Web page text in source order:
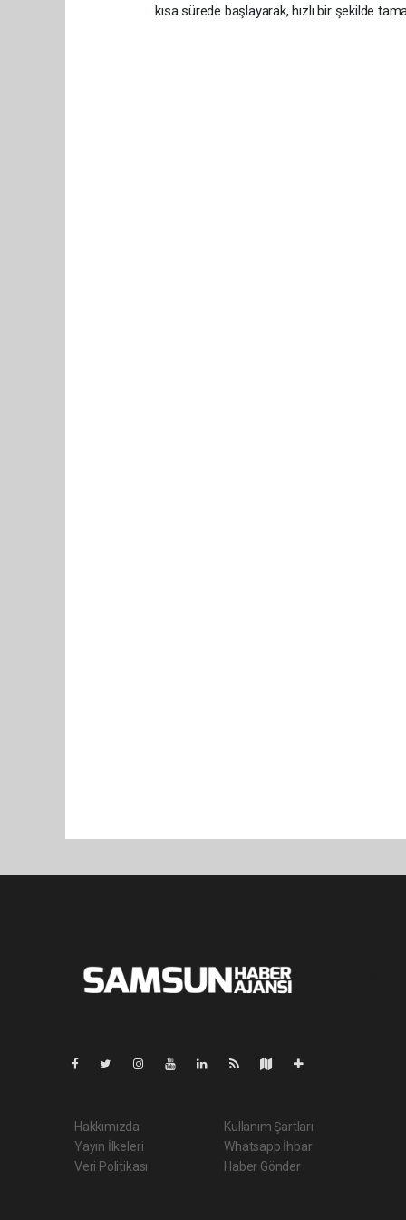
kısa sürede başlayarak, hızlı bir şekilde
Hakkımızda
Yayın İlkeleri
Veri Politikası
Kullanım Şartları
Whatsapp İhbar
Haber Gönder